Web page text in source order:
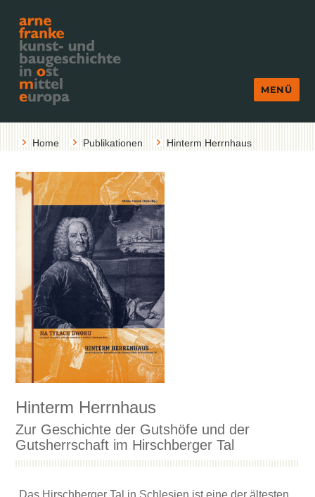
MENÜ
Home Publikationen Hinterm Herrnhaus
Hinterm Herrnhaus
Zur Geschichte der Gutshöfe und der
Gutsherrschaft im Hirschberger Tal
„Das Hirschberger Tal in Schlesien ist eine der ältesten